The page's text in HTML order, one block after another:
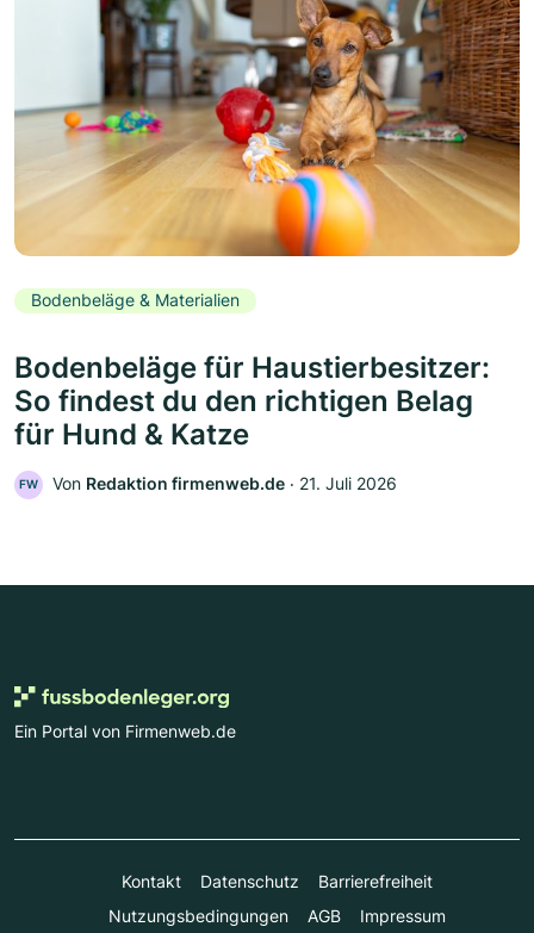
Bodenbeläge & Materialien
Bodenbeläge für Haustierbesitzer:
So findest du den richtigen Belag
für Hund & Katze
FW Von Redaktion firmenweb.de ‧ 21. Juli 2026
Ein Portal von Firmenweb.de
Kontakt Datenschutz
Barrierefreiheit
Nutzungsbedingungen
AGB Impressum